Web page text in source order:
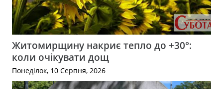
Житомирщину накриє тепло до +30°:
коли очікувати дощ
Понеділок, 10 Серпня, 2026